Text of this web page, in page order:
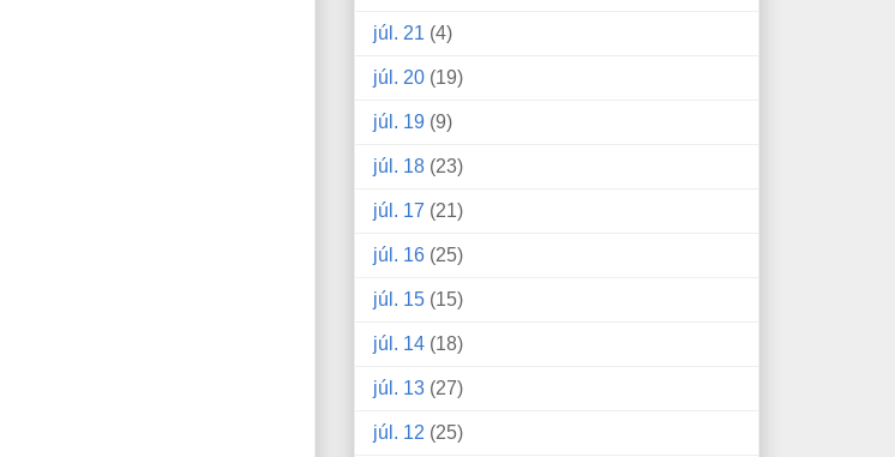
júl. 21 (4)
júl. 20 (19)
júl. 19 (9)
júl. 18 (23)
júl. 17 (21)
júl. 16 (25)
júl. 15 (15)
júl. 14 (18)
júl. 13 (27)
júl. 12 (25)